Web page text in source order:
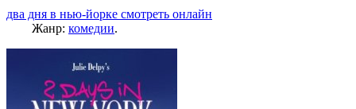
два дня в нью-йорке смотреть онлайн
Жанр: комедии.